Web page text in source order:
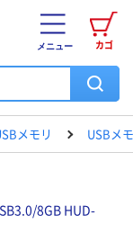
カゴ
メニュー
メモリ USBメ
8GB HUD-